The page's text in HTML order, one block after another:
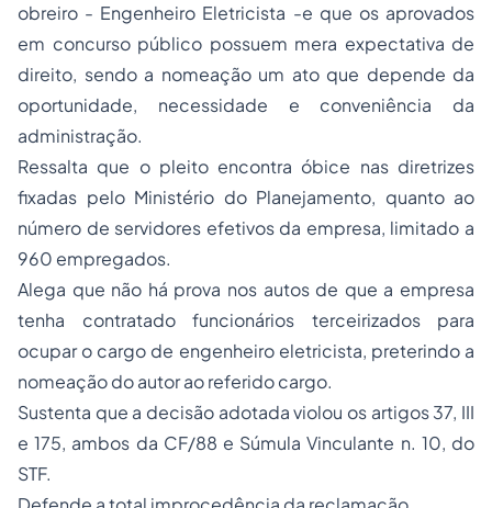
obreiro - Engenheiro Eletricista -e que os aprovados
em concurso público possuem mera expectativa de
direito, sendo a nomeação um ato que depende da
oportunidade, necessidade e conveniência da
administração.
Ressalta que o pleito encontra óbice nas diretrizes
fixadas pelo Ministério do Planejamento, quanto ao
número de servidores efetivos da empresa, limitado a
960 empregados.
Alega que não há prova nos autos de que a empresa
tenha contratado funcionários terceirizados para
ocupar o cargo de engenheiro eletricista, preterindo a
nomeação do autor ao referido cargo.
Sustenta que a decisão adotada violou os artigos 37, III
e 175, ambos da CF/88 e Súmula Vinculante n. 10, do
STF.